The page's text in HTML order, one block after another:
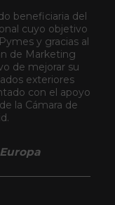
beneficiaria del
cuyo objetivo
y gracias al
de Marketing
de mejorar su
exteriores
con el apoyo
la Cámara de